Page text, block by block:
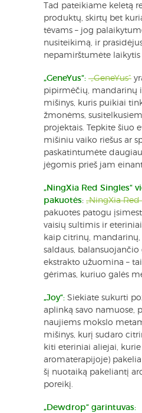
Tad pateikiame keletą
produktų, skirtų bet
tėvams – jog
nusiteikimą, ir
nepamirštumėte laikytis
„GeneYus“: „GeneYus“
pipirmėčių, mandarinų
mišinys, kuris puikiai
žmonėms,
projektais. Tepkite šiuo
mišiniu vaiko riešus ar
paskatintumėte
jėgomis prieš jam
„NingXia Red Singles“
pakuotės: „NingXia Red
pakuotes patogu
vaisių sultimis ir
kaip citrinų, mandarinų,
saldaus, balansuojančio
ekstrakto užuomina –
gėrimas, kuriuo galės
„Joy“: Siekiate sukurti
aplinką savo namuose,
naujiems mokslo
mišinys, kurį sudaro
kiti eteriniai aliejai,
aromaterapijoje)
šį nuotaiką pakeliantį
poreikį.
„Dewdrop“ garintuvas: